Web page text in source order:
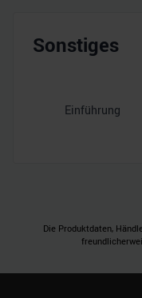
Sonstiges
Einführung
Die Produktdaten,